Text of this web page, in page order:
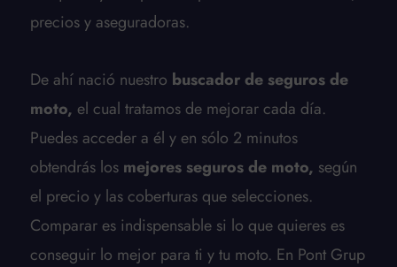
precios y aseguradoras.
De ahí nació nuestro buscador de seguros de
moto, el cual tratamos de mejorar cada día.
Puedes acceder a él y en sólo 2 minutos
obtendrás los mejores seguros de moto, según
el precio y las coberturas que selecciones.
Comparar es indispensable si lo que quieres es
conseguir lo mejor para ti y tu moto. En Pont Grup